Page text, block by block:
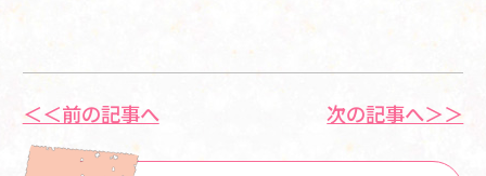
＜＜前の記事へ 次の記事へ＞＞